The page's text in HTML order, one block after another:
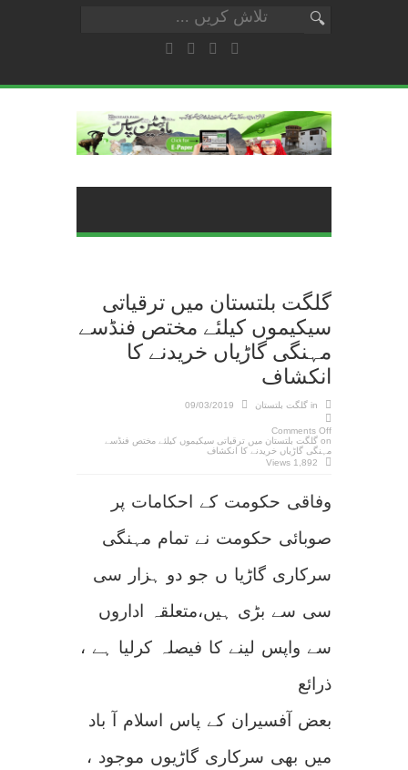
گلگت بلتستان میں ترقیاتی
سیکیموں کیلئے مختص فنڈسے
مہنگی گاڑیاں خریدنے کا
انکشاف
in گلگت بلتستان 09/03/2019
Comments Off
on گلگت بلتستان میں ترقیاتی سیکیموں کیلئے مختص فنڈسے
مہنگی گاڑیاں خریدنے کا انکشاف
1,892 Views
وفاقی حکومت کے احکامات پر
صوبائی حکومت نے تمام مہنگی
سرکاری گاڑیا ں جو دو ہزار سی
سی سے بڑی ہیں،متعلقہ اداروں
سے واپس لینے کا فیصلہ کرلیا ہے ،
ذرائع
بعض آفسیران کے پاس اسلام آ باد
میں بھی سرکاری گاڑیوں موجود ،